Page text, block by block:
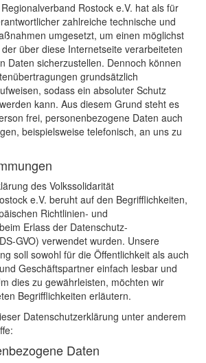
Rostock e.V. hat als für
zahlreiche technische und
umgesetzt, um einen möglichst
über diese Internetseite verarbeiteten
Daten sicherzustellen. Dennoch können
grundsätzlich
sodass ein absoluter Schutz
kann. Aus diesem Grund steht es
frei, personenbezogene Daten auch
beispielsweise telefonisch, an uns zu
des Volkssolidarität
e.V. beruht auf den Begrifflichkeiten,
Richtlinien- und
Erlass der Datenschutz-
GVO) verwendet wurden. Unsere
soll sowohl für die Öffentlichkeit als auch
Geschäftspartner einfach lesbar und
dies zu gewährleisten, möchten wir
Begrifflichkeiten erläutern.
Datenschutzerklärung unter anderem
Daten